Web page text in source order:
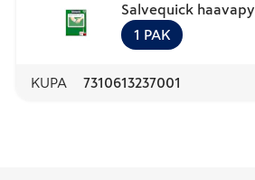
Salvequick
1 PAK
KUPA 7310613237001